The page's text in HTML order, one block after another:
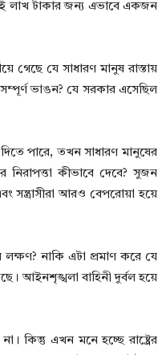
লাখ টাকার জন্য এভাবে একজন
গেছে যে সাধারণ মানুষ রাস্তায়
সম্পূর্ণ ভাঙন? যে সরকার এসেছিল
পারে, তখন সাধারণ মানুষের
নিরাপত্তা কীভাবে দেবে? সুজন
সন্ত্রাসীরা আরও বেপরোয়া হয়ে
নাকি এটা প্রমাণ করে যে
আইনশৃঙ্খলা বাহিনী দুর্বল হয়ে
কিন্তু এখন মনে হচ্ছে রাষ্ট্রের